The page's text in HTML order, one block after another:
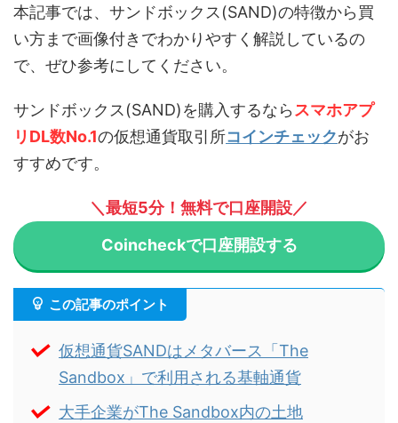
本記事では、サンドボックス(SAND)の特徴から買
い方まで画像付きでわかりやすく解説しているの
で、ぜひ参考にしてください。
サンドボックス(SAND)を購入するなら スマホアプ
リDL数No.1の仮想通貨取引所コインチェックがお
すすめです。
＼最短5分！無料で口座開設／
Coincheckで口座開設する
この記事のポイント
仮想通貨SANDはメタバース「The
Sandbox」で利用される基軸通貨
大手企業がThe Sandbox内の土地